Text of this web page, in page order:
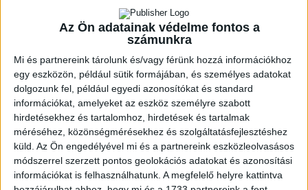
Az Ön adatainak védelme fontos a
számunkra
Mi és partnereink tárolunk és/vagy férünk hozzá információkhoz
egy eszközön, például sütik formájában, és személyes adatokat
dolgozunk fel, például egyedi azonosítókat és standard
információkat, amelyeket az eszköz személyre szabott
hirdetésekhez és tartalomhoz, hirdetések és tartalmak
méréséhez, közönségmérésekhez és szolgáltatásfejlesztéshez
küld. Az Ön engedélyével mi és a partnereink eszközleolvasásos
módszerrel szerzett pontos geolokációs adatokat és azonosítási
információkat is felhasználhatunk. A megfelelő helyre kattintva
Mindhárom csoportmérkőzését megnyerte a magyar ifjúsági válogatott az
Bővebben →
SORSOLTAK AZ NB I/B-BEN
2026.07.31. 19:57
Akadémistáink az előző évekhez hasonlóan a 2026/2027-es szezonban is
megméretteti...Bővebben →
U18-AS VB: KEZDŐDIK!
2026.07.28. 13:42